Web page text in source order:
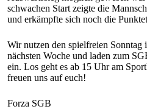
schwachen Start zeigte die
und erkämpfte sich noch die
Wir nutzen den spielfreien Sonntag
nächsten Woche und laden zum
ein. Los geht es ab 15 Uhr am
freuen uns auf euch!
Forza SGB